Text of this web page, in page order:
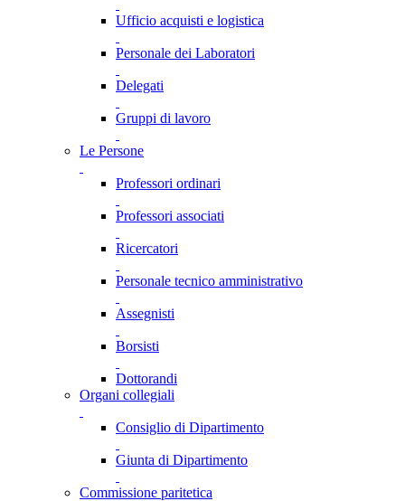
Ufficio acquisti e logistica
Personale dei Laboratori
Delegati
Gruppi di lavoro
Le Persone
Professori ordinari
Professori associati
Ricercatori
Personale tecnico amministrativo
Assegnisti
Borsisti
Dottorandi
Organi collegiali
Consiglio di Dipartimento
Giunta di Dipartimento
Commissione paritetica